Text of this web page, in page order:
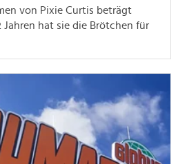
von Pixie Curtis beträgt
Jahren hat sie die Brötchen für